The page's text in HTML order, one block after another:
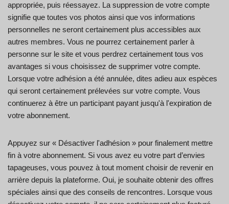
appropriée, puis réessayez. La suppression de votre compte
signifie que toutes vos photos ainsi que vos informations
personnelles ne seront certainement plus accessibles aux
autres membres. Vous ne pourrez certainement parler à
personne sur le site et vous perdrez certainement tous vos
avantages si vous choisissez de supprimer votre compte.
Lorsque votre adhésion a été annulée, dites adieu aux espèces
qui seront certainement prélevées sur votre compte. Vous
continuerez à être un participant payant jusqu'à l'expiration de
votre abonnement.
Appuyez sur « Désactiver l'adhésion » pour finalement mettre
fin à votre abonnement. Si vous avez eu votre part d’envies
tapageuses, vous pouvez à tout moment choisir de revenir en
arrière depuis la plateforme. Oui, je souhaite obtenir des offres
spéciales ainsi que des conseils de rencontres. Lorsque vous